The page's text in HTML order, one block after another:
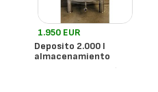
1.950 EUR
Deposito 2.000 l
almacenamiento
- España